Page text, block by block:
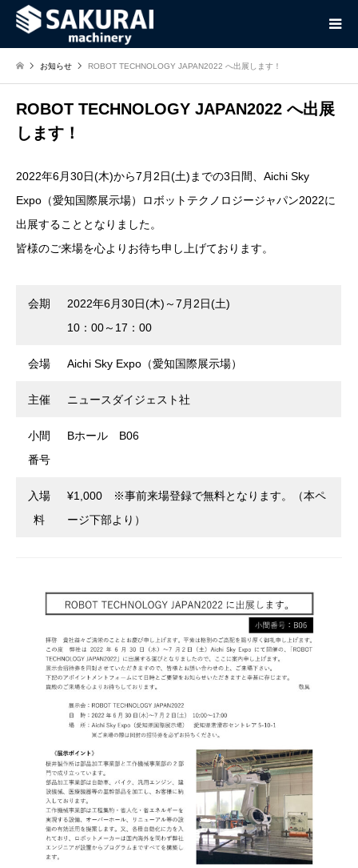
お知らせ ROBOT TECHNOLOGY JAPAN2022 へ出展します！
ROBOT TECHNOLOGY JAPAN2022 へ出展
します！
2022年6月30日(木)から7月2日(土)までの3日間、Aichi Sky
Expo（愛知国際展示場）ロボットテクノロジージャパン2022に
出展することとなりました。
皆様のご来場を心よりお待ち申し上げております。
会期
2022年6月30日(木)～7月2日(土)
10：00～17：00
会場 Aichi Sky Expo（愛知国際展示場）
主催 ニュースダイジェスト社
小間
番号
Bホール B06
入場
料
¥1,000 ※事前来場登録で無料となります。（本ペ
ージ下部より）